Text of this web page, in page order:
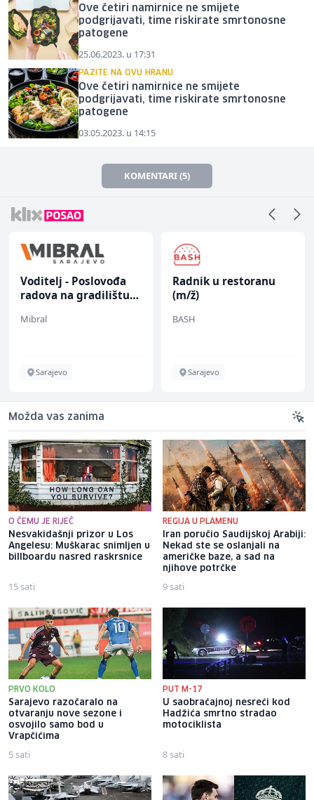
Ove četiri namirnice ne smijete
podgrijavati, time riskirate smrtonosne
patogene
25.06.2023. u 17:31
PAZITE NA OVU HRANU
Ove četiri namirnice ne smijete
podgrijavati, time riskirate smrtonosne
patogene
03.05.2023. u 14:15
KOMENTARI (5)
Voditelj - Poslovođa
radova na gradilištu
Mibral
Sarajevo
Radnik u restoranu
(m/ž)
BASH
Sarajevo
Možda vas zanima
O ČEMU JE RIJEČ
Nesvakidašnji prizor u Los
Angelesu: Muškarac snimljen u
billboardu nasred raskrsnice
15 sati
REGIJA U PLAMENU
Iran poručio Saudijskoj Arabiji:
Nekad ste se oslanjali na
američke baze, a sad na
njihove potrčke
9 sati
PRVO KOLO
Sarajevo razočaralo na
otvaranju nove sezone i
osvojilo samo bod u
Vrapčićima
5 sati
PUT M-17
U saobraćajnoj nesreći kod
Hadžića smrtno stradao
motociklista
8 sati